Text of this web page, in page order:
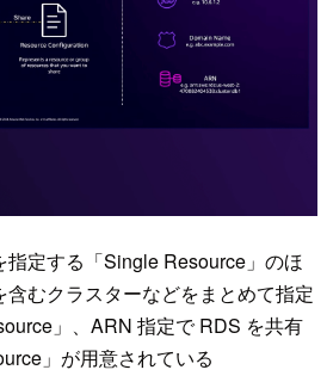
指定する「Single Resource」のほ
むクラスターなどをまとめて指定
」、ARN 指定で RDS を共有
」が用意されている